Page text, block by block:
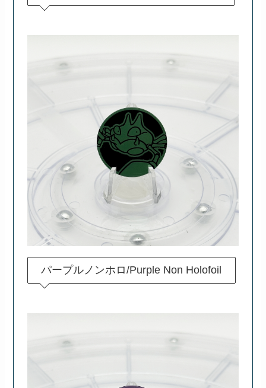
パープルノンホロ/Purple Non Holofoil